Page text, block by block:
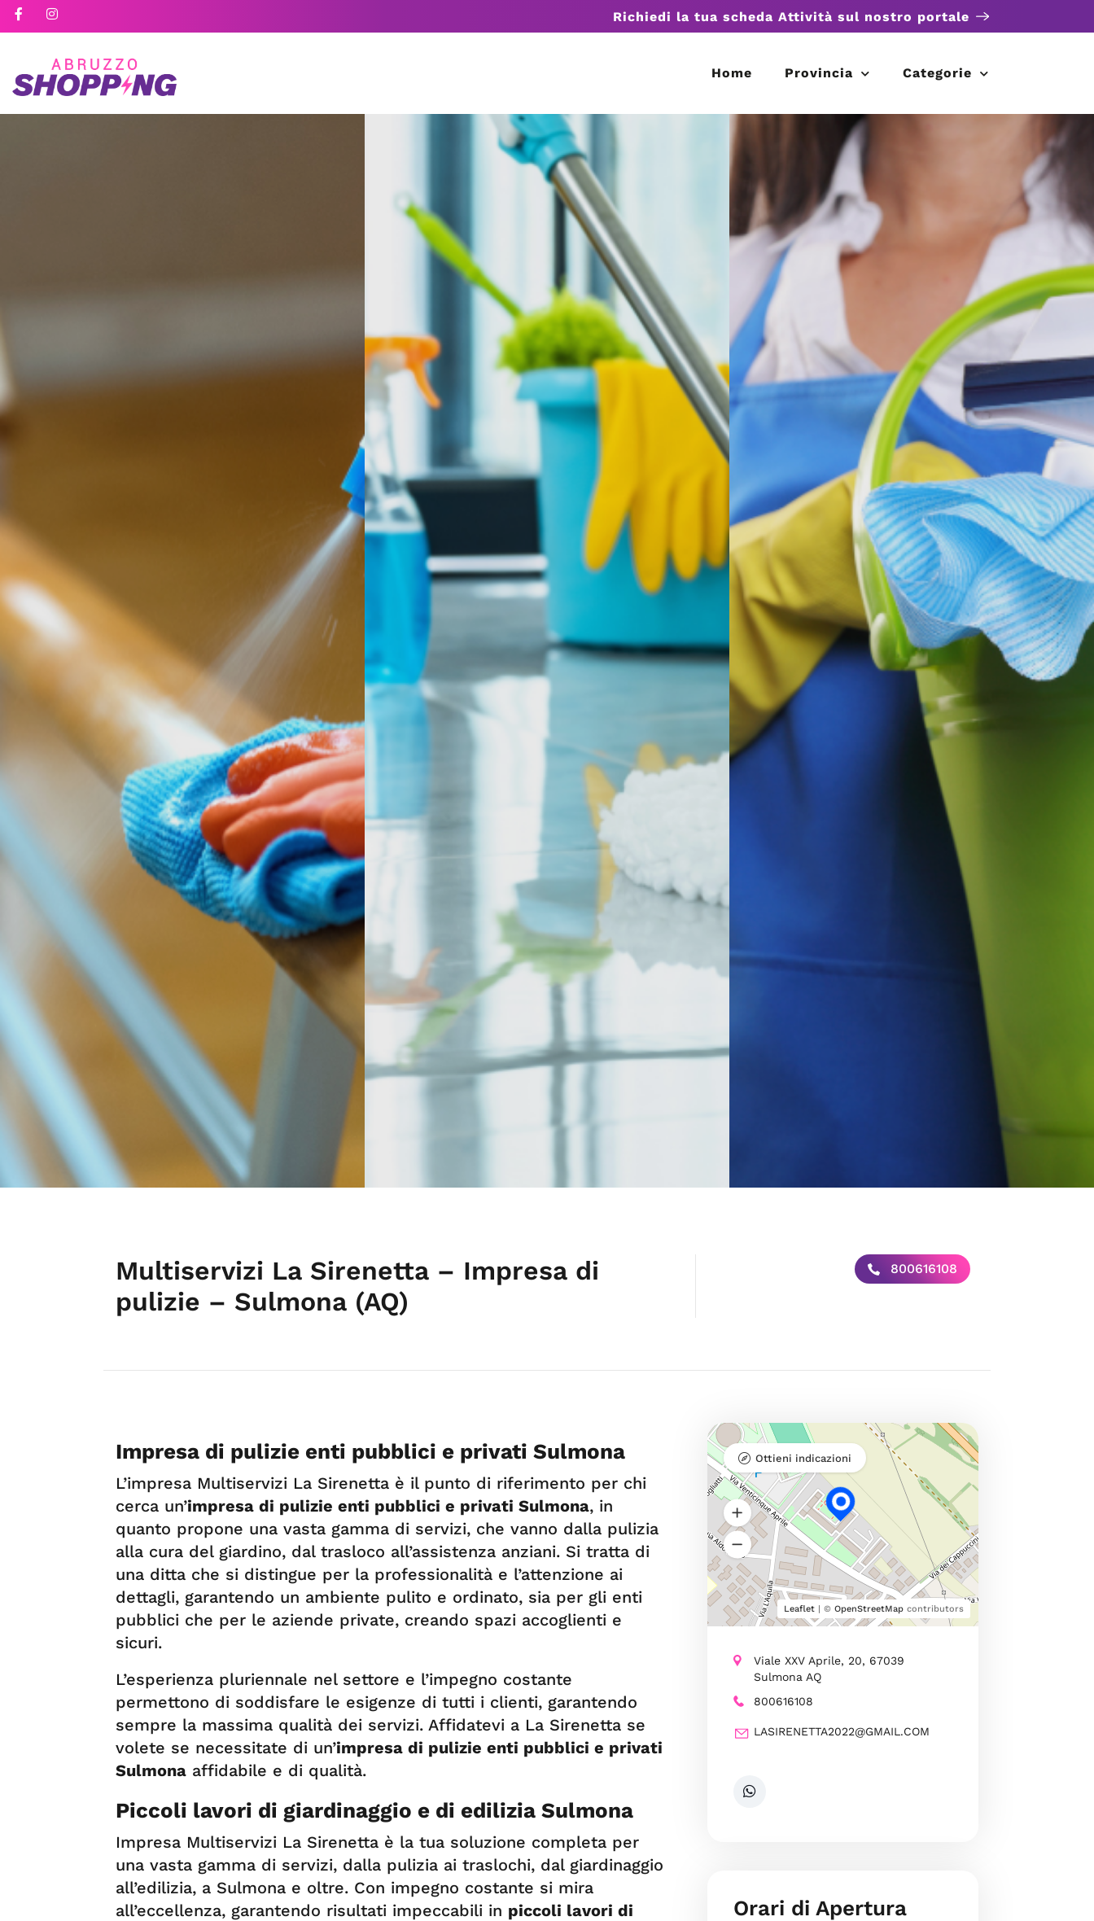
Richiedi la tua scheda Attività sul nostro portale
Home Provincia Categorie
Multiservizi La Sirenetta – Impresa di
pulizie – Sulmona (AQ)
800616108
Impresa di pulizie enti pubblici e privati Sulmona
L’impresa Multiservizi La Sirenetta è il punto di riferimento per chi
cerca un’impresa di pulizie enti pubblici e privati Sulmona, in
quanto propone una vasta gamma di servizi, che vanno dalla pulizia
alla cura del giardino, dal trasloco all’assistenza anziani. Si tratta di
una ditta che si distingue per la professionalità e l’attenzione ai
dettagli, garantendo un ambiente pulito e ordinato, sia per gli enti
pubblici che per le aziende private, creando spazi accoglienti e
sicuri.
L’esperienza pluriennale nel settore e l’impegno costante
permettono di soddisfare le esigenze di tutti i clienti, garantendo
sempre la massima qualità dei servizi. Affidatevi a La Sirenetta se
volete se necessitate di un’impresa di pulizie enti pubblici e privati
Sulmona affidabile e di qualità.
Piccoli lavori di giardinaggio e di edilizia Sulmona
Impresa Multiservizi La Sirenetta è la tua soluzione completa per
una vasta gamma di servizi, dalla pulizia ai traslochi, dal giardinaggio
all’edilizia, a Sulmona e oltre. Con impegno costante si mira
all’eccellenza, garantendo risultati impeccabili in piccoli lavori di
Leaflet| © OpenStreetMapcontributors
Ottieni indicazioni
Viale XXV Aprile, 20, 67039
Sulmona AQ
800616108
LASIRENETTA2022@GMAIL.COM
Orari di Apertura